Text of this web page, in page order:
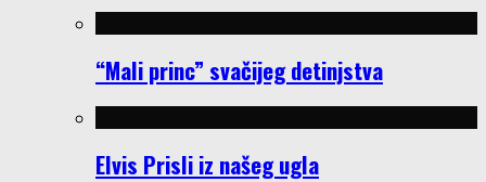
“Mali princ” svačijeg detinjstva
Elvis Prisli iz našeg ugla